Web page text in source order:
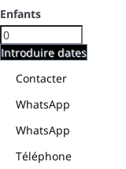
Enfants
Introduire dates
Contacter
WhatsApp
WhatsApp
Téléphone